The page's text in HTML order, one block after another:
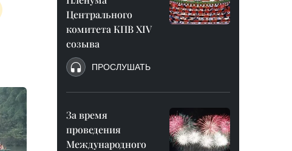
Центрального
комитета КПВ XIV
созыва
ПРОСЛУШАТЬ
За время
проведения
Международного